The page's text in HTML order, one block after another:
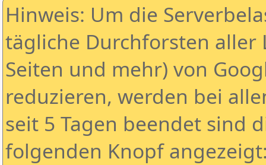
Hinweis: Um die
tägliche Durchforsten aller
Seiten und mehr) von
reduzieren, werden bei
seit 5 Tagen beendet sind
folgenden Knopf